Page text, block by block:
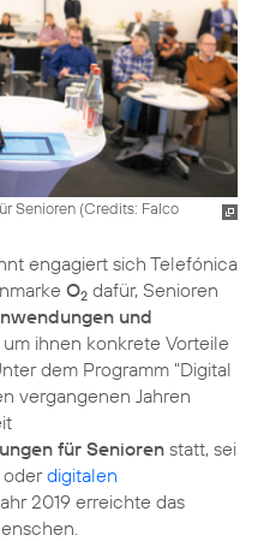
Senioren (Credits: Falco
engagiert sich Telefónica
O2 dafür, Senioren
und
ihnen konkrete Vorteile
dem Programm "Digital
vergangenen Jahren
für Senioren statt, sei
oderdigitalen
2019 erreichte das